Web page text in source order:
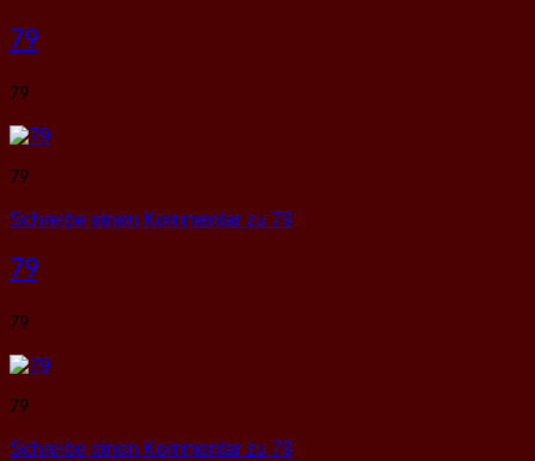
79
79
79
Schreibe einen Kommentar zu 79
79
79
79
Schreibe einen Kommentar zu 79